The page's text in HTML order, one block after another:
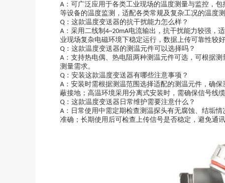
A ：可广泛应用于各类工业现场的温度测量与监控，
等设备的温度监测，适配各类常规及复杂工况的温度测
Q ：这款温度变送器的抗干扰能力怎么样？
A ：采用二线制 4~20mA电流输出，抗干扰能力较强，
业现场复杂电磁环境下稳定运行，数据上传可靠性较好
Q ：这款温度变送器的测温元件可以选择吗？
A ：支持热电偶、热电阻两种测温元件可选，可根据
测量需求。
Q ：安装这款温度变送器有哪些注意事项？
A ：安装时需根据测温范围选择适配的测温元件，确
蔽接地；高温环境采用分离式安装时，需确保信号线
Q ：这款温度变送器日常维护需要注意什么？
A ：日常使用中需定期检查测温探头有无腐蚀、结垢
准确；长期使用后可检查上传信号是否稳定，避免通